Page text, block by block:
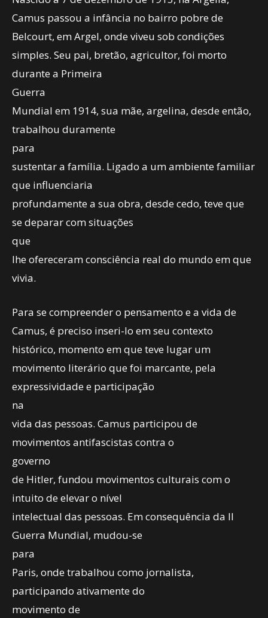
Camus passou a infância no bairro pobre de
Belcourt, em Argel, onde viveu sob condições
simples. Seu pai, bretão, agricultor, foi morto
durante a Primeira
Guerra
Mundial em 1914, sua mãe, argelina, desde então,
trabalhou duramente
para
sustentar a família. Ligado a um ambiente familiar
que influenciaria
profundamente a sua obra, desde cedo, teve que
se deparar com situações
que
lhe ofereceram consciência real do mundo em que
vivia.
Para se compreender o pensamento e a vida de
Camus, é preciso inseri-lo em seu contexto
histórico, momento em que teve lugar um
movimento literário que foi marcante, pela
expressividade e participação
na
vida das pessoas. Camus participou de
movimentos antifascistas contra o
governo
de Hitler, fundou movimentos culturais com o
intuito de elevar o nível
intelectual das pessoas. Em consequência da II
Guerra Mundial, mudou-se
para
Paris, onde trabalhou como jornalista,
participando ativamente do
movimento de